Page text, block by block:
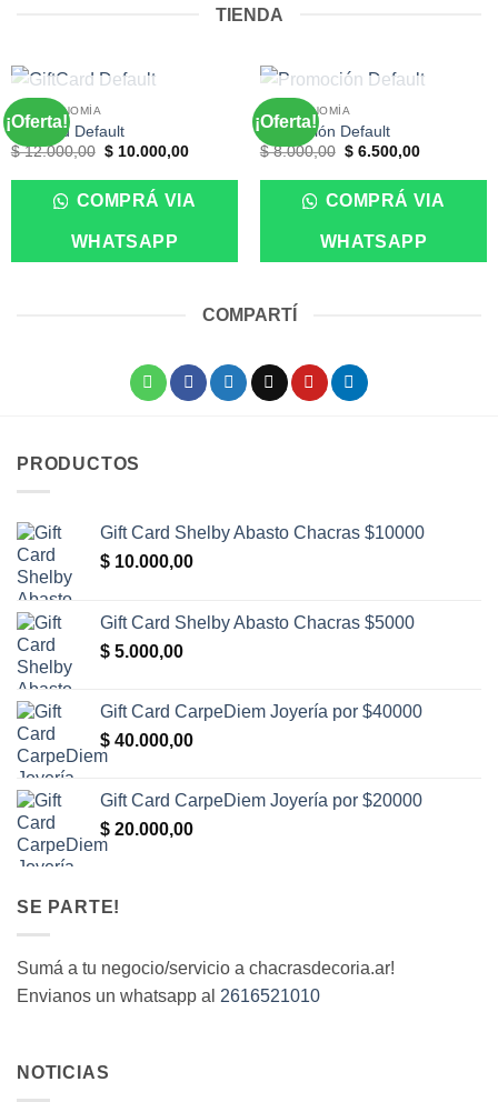
TIENDA
¡Oferta!SIN EXISTENCIAS
GASTRONOMÍA
GiftCard Default
$12.000,00 El
original
era:
$ 12.000,00.
$10.000,00El
actual
es:
$ 10.000,00.
COMPRÁ VIA
WHATSAPP
¡Oferta!SIN EXISTENCIAS
GASTRONOMÍA
Promoción Default
$8.000,00 El
original
era:
$ 8.000,00.
$6.500,00El
actual
es:
$ 6.500,00.
COMPRÁ VIA
WHATSAPP
COMPARTÍ
PRODUCTOS
Gift Card Shelby Abasto Chacras $10000
$ 10.000,00
Gift Card Shelby Abasto Chacras $5000
$ 5.000,00
Gift Card CarpeDiem Joyería por $40000
$ 40.000,00
Gift Card CarpeDiem Joyería por $20000
$ 20.000,00
SE PARTE!
Sumá a tu negocio/servicio a chacrasdecoria.ar!
Envianos un whatsapp al 2616521010
NOTICIAS